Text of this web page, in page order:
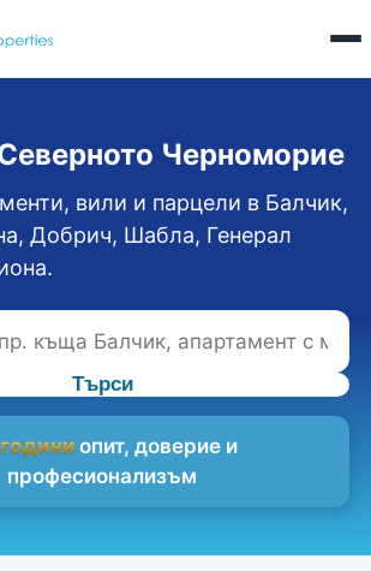
Черноморие
вили и парцели в Балчик,
Добрич, Шабла, Генерал
Търси
опит, доверие и
професионализъм